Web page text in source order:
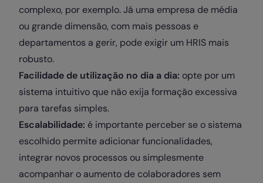
complexo, por exemplo. Já uma empresa de média
ou grande dimensão, com mais pessoas e
departamentos a gerir, pode exigir um HRIS mais
robusto.
Facilidade de utilização no dia a dia: opte por um
sistema intuitivo que não exija formação excessiva
para tarefas simples.
Escalabilidade: é importante perceber se o sistema
escolhido permite adicionar funcionalidades,
integrar novos processos ou simplesmente
acompanhar o aumento de colaboradores sem